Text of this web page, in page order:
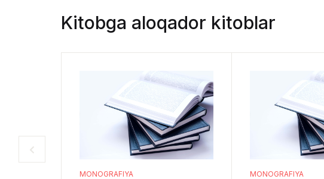
Kitobga aloqador kitoblar
MONOGRAFIYA MONOGRAFIYA